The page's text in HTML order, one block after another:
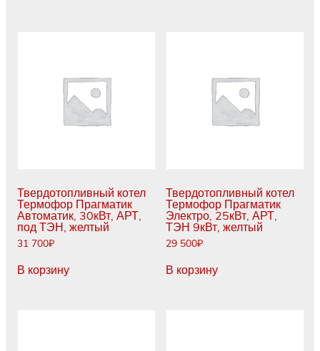
Твердотопливный котел
Термофор Прагматик
Автоматик, 30кВт, АРТ,
под ТЭН, желтый
31 700₽
В корзину
Твердотопливный котел
Термофор Прагматик
Электро, 25кВт, АРТ,
ТЭН 9кВт, желтый
29 500₽
В корзину